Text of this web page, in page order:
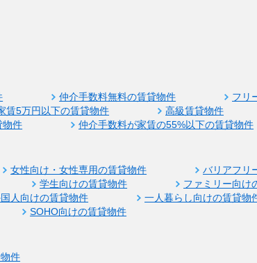
仲介手数料無料の賃貸物件
フリ
賃5万円以下の賃貸物件
高級賃貸物件
物件
仲介手数料が家賃の55%以下の賃貸物件
女性向け・女性専用の賃貸物件
バリアフリ
学生向けの賃貸物件 ファミリー向け
人向けの賃貸物件
一人暮らし向けの賃貸物
SOHO向けの賃貸物件
件